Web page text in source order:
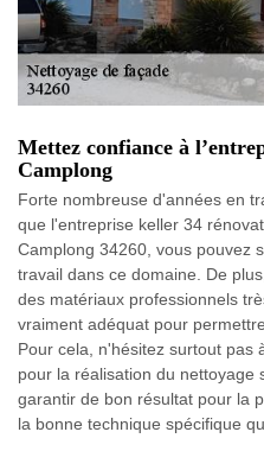
Mettez confiance à
Camplong
Forte nombreuse d'années en
que l'entreprise keller 34
Camplong 34260, vous pouvez
travail dans ce domaine. De
des matériaux professionnels
vraiment adéquat pour
Pour cela, n'hésitez surtout pas
pour la réalisation du nettoyage
garantir de bon résultat pour la
la bonne technique spécifique